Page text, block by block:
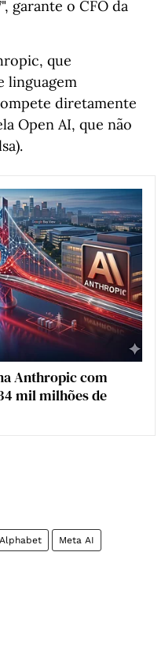
garante o CFO da
que
linguagem
diretamente
Open AI, que não
Anthropic com
mil milhões de
Alphabet Meta AI